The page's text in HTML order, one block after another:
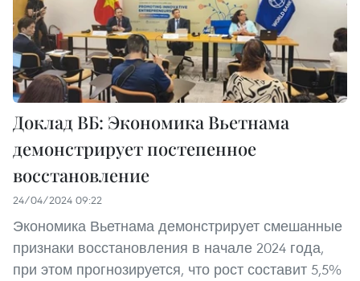
Доклад ВБ: Экономика Вьетнама
демонстрирует постепенное
восстановление
24/04/2024 09:22
Экономика Вьетнама демонстрирует смешанные
признаки восстановления в начале 2024 года,
при этом прогнозируется, что рост составит 5,5%